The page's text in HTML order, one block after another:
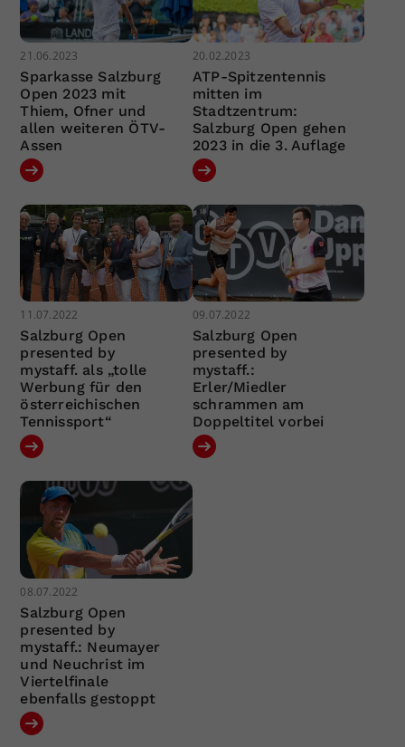
21.06.2023
Sparkasse Salzburg
Open 2023 mit
Thiem, Ofner und
allen weiteren ÖTV-
Assen
20.02.2023
ATP-Spitzentennis
mitten im
Stadtzentrum:
Salzburg Open gehen
2023 in die 3. Auflage
11.07.2022
Salzburg Open
presented by
mystaff. als „tolle
Werbung für den
österreichischen
Tennissport“
09.07.2022
Salzburg Open
presented by
mystaff.:
Erler/Miedler
schrammen am
Doppeltitel vorbei
08.07.2022
Salzburg Open
presented by
mystaff.: Neumayer
und Neuchrist im
Viertelfinale
ebenfalls gestoppt